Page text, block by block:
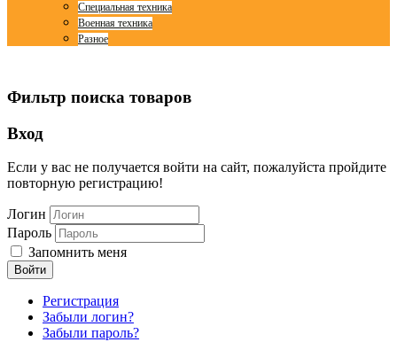
Специальная техника
Военная техника
Разное
Фильтр поиска товаров
Вход
Если у вас не получается войти на сайт, пожалуйста пройдите
повторную регистрацию!
Логин
Пароль
Запомнить меня
Войти
Регистрация
Забыли логин?
Забыли пароль?